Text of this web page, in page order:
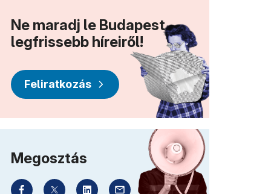
Ne maradj le Budapest
legfrissebb híreiről!
Feliratkozás
Megosztás